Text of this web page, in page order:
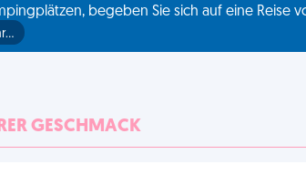
begeben Sie sich auf eine Reise
GESCHMACK